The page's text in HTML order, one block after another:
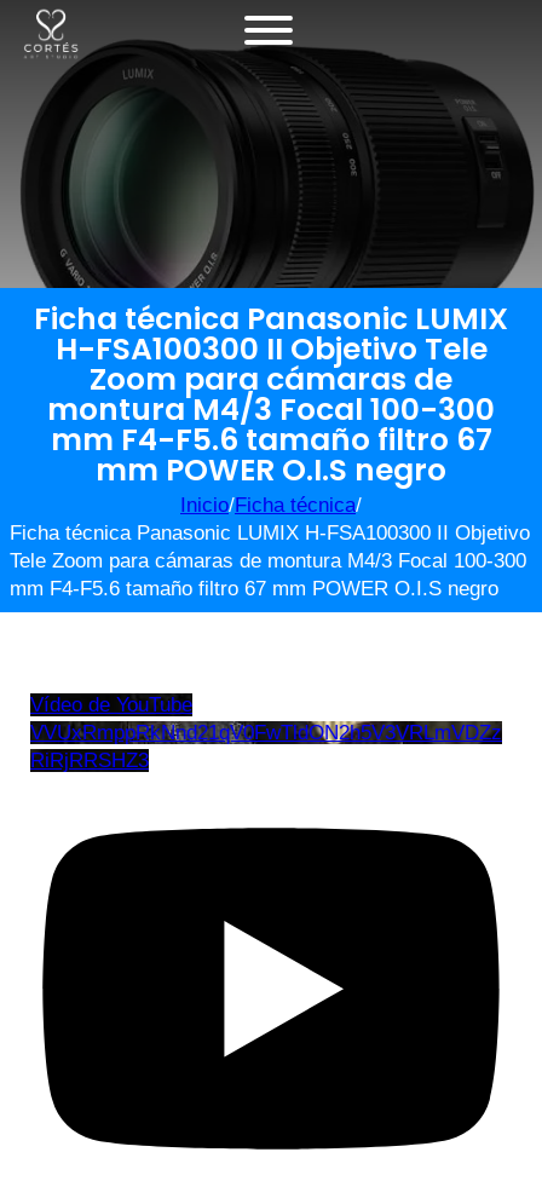
Ficha técnica Panasonic LUMIX
H-FSA100300 II Objetivo Tele
Zoom para cámaras de
montura M4/3 Focal 100-300
mm F4-F5.6 tamaño filtro 67
mm POWER O.I.S negro
Inicio/Ficha técnica/
Ficha técnica Panasonic LUMIX H-FSA100300 II Objetivo
Tele Zoom para cámaras de montura M4/3 Focal 100-300
mm F4-F5.6 tamaño filtro 67 mm POWER O.I.S negro
Vídeo de YouTube
VVUxRmppRkNnd21qV0FwTldON2h5V3VRLmVDZz
RiRjRRSHZ3